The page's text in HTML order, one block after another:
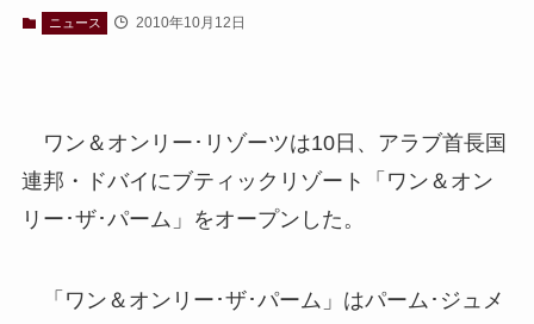
ニュース 2010年10月12日
ワン＆オンリー･リゾーツは10日、アラブ首長国
連邦・ドバイにブティックリゾート「ワン＆オン
リー･ザ･パーム」をオープンした。
「ワン＆オンリー･ザ･パーム」はパーム･ジュメ